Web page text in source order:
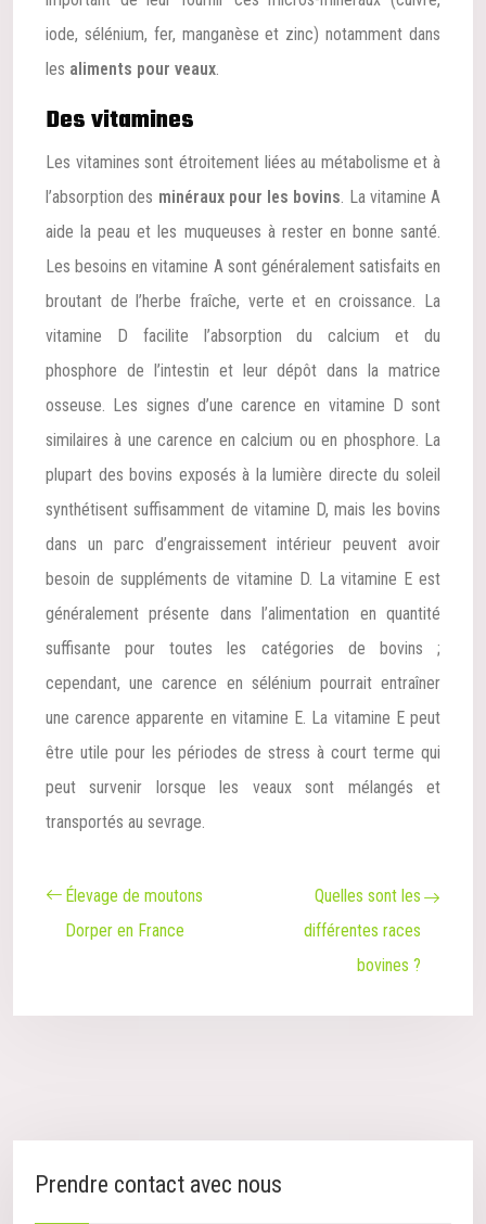
iode, sélénium, fer, manganèse et zinc) notamment dans
les aliments pour veaux.
Des vitamines
Les vitamines sont étroitement liées au métabolisme et à
l’absorption des minéraux pour les bovins. La vitamine A
aide la peau et les muqueuses à rester en bonne santé.
Les besoins en vitamine A sont généralement satisfaits en
broutant de l’herbe fraîche, verte et en croissance. La
vitamine D facilite l’absorption du calcium et du
phosphore de l’intestin et leur dépôt dans la matrice
osseuse. Les signes d’une carence en vitamine D sont
similaires à une carence en calcium ou en phosphore. La
plupart des bovins exposés à la lumière directe du soleil
synthétisent suffisamment de vitamine D, mais les bovins
dans un parc d’engraissement intérieur peuvent avoir
besoin de suppléments de vitamine D. La vitamine E est
généralement présente dans l’alimentation en quantité
suffisante pour toutes les catégories de bovins ;
cependant, une carence en sélénium pourrait entraîner
une carence apparente en vitamine E. La vitamine E peut
être utile pour les périodes de stress à court terme qui
peut survenir lorsque les veaux sont mélangés et
transportés au sevrage.
Élevage de moutons
Dorper en France
Quelles sont les
différentes races
bovines ?
Prendre contact avec nous